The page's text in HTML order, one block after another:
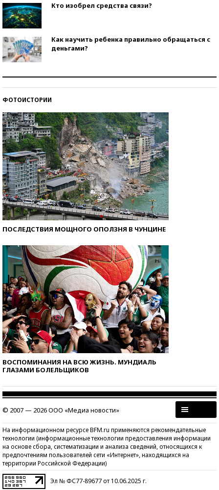
Кто изобрел средства связи?
Как научить ребенка правильно обращаться с
деньгами?
ФОТОИСТОРИИ
ПОСЛЕДСТВИЯ МОЩНОГО ОПОЛЗНЯ В ЧУНЦИНЕ
ВОСПОМИНАНИЯ НА ВСЮ ЖИЗНЬ. МУНДИАЛЬ
ГЛАЗАМИ БОЛЕЛЬЩИКОВ
© 2007 — 2026 ООО «Медиа новости»
На информационном ресурсе BFM.ru применяются рекомендательные
технологии (информационные технологии предоставления информации
на основе сбора, систематизации и анализа сведений, относящихся к
предпочтениям пользователей сети «Интернет», находящихся на
территории Российской Федерации)
Эл № ФС77-89677 от 10.06.2025 г.